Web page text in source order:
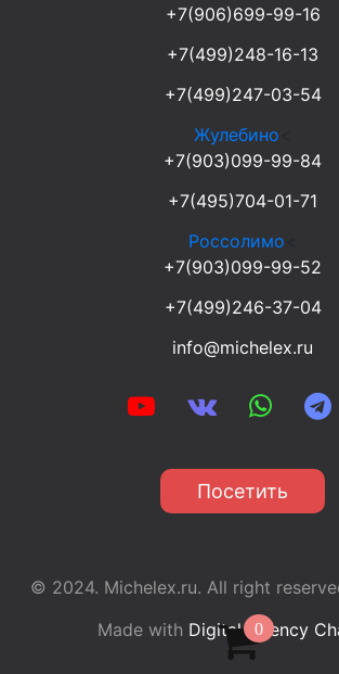
0
+7(906)699-99-16
+7(499)248-16-13
+7(499)247-03-54
Жулебино
+7(903)099-99-84
+7(495)704-01-71
Россолимо
+7(903)099-99-52
+7(499)246-37-04
info@michelex.ru
Посетить
© 2024. Michelex.ru. All right
Made with Digital Agency